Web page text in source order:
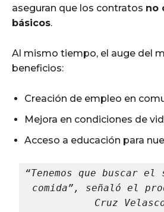
aseguran que los contratos no
básicos.
Al mismo tiempo, el auge del
beneficios:
Creación de empleo en
Mejora en condiciones de
Acceso a educación para
“Tenemos que buscar
comida”, señaló el
Cruz